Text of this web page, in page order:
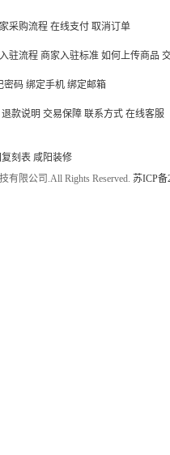
采购流程 在线支付 取消订单
驻流程 商家入驻标准 如何上传商品
密码 绑定手机 绑定邮箱
退款说明 交易保障 联系方式 在线客服
复刻表 咸阳装修
有限公司.All Rights Reserved. 苏ICP备